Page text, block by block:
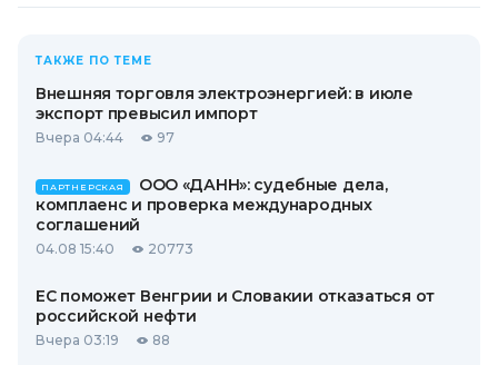
ТАКЖЕ ПО ТЕМЕ
Внешняя торговля электроэнергией: в июле
экспорт превысил импорт
Вчера 04:44 97
ПАРТНЕРСКАЯ
ООО «ДАНН»: судебные дела,
комплаенс и проверка международных
соглашений
04.08 15:40 20773
ЕС поможет Венгрии и Словакии отказаться от
российской нефти
Вчера 03:19 88